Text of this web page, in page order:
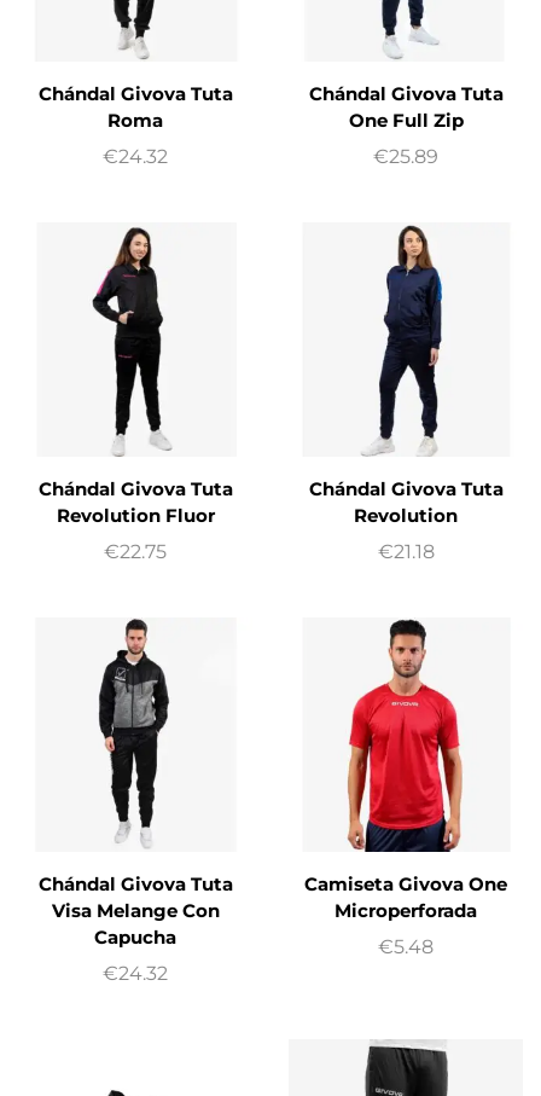
Chándal Givova Tuta
Roma
€24.32
Chándal Givova Tuta
One Full Zip
€25.89
Chándal Givova Tuta
Revolution Fluor
€22.75
Chándal Givova Tuta
Revolution
€21.18
Chándal Givova Tuta
Visa Melange Con
Capucha
€24.32
Camiseta Givova One
Microperforada
€5.48